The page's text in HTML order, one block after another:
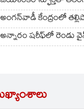
అంగన్‌వాడీ కేంద్రంలో
అన్నారం షరీఫ్‌లో రెండు